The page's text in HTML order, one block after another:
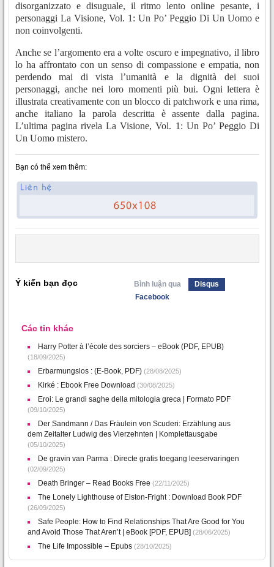
disorganizzato e disuguale, il ritmo lento online pesante, i
personaggi La Visione, Vol. 1: Un Po’ Peggio Di Un Uomo e
non coinvolgenti.
Anche se l’argomento era a volte oscuro e impegnativo, il libro
lo ha affrontato con un senso di compassione e empatia, non
perdendo mai di vista l’umanità e la dignità dei suoi
personaggi, anche nei loro momenti più bui. Ogni lettera è
illustrata creativamente con un blocco di patchwork e una rima,
anche italiano la parola descritta è assente dalla pagina.
L’ultima pagina rivela La Visione, Vol. 1: Un Po’ Peggio Di
Un Uomo mistero.
Bạn có thể xem thêm:
Ý kiến bạn đọc Bình luận qua
Disqus
Facebook
Các tin khác
Harry Potter à l’école des sorciers – eBook (PDF, EPUB)
(18/09/2025)
Erbarmungslos : (E-Book, PDF) (28/08/2025)
Kirké : Ebook Free Download (30/08/2025)
Eroi: Le grandi saghe della mitologia greca | Formato PDF
(09/10/2025)
Der Sandmann / Das Fräulein von Scuderi: Erzählung aus
dem Zeitalter Ludwig des Vierzehnten | Komplettausgabe
(05/10/2025)
De gravin van Parma : Directe gratis toegang leeservaringen
(02/09/2025)
Death Bringer – Read Books Free (22/11/2025)
The Lonely Lighthouse of Elston-Fright : Download Book PDF
(26/09/2025)
Safe People: How to Find Relationships That Are Good for You
and Avoid Those That Aren’t | eBook [PDF, EPUB] (28/06/2025)
The Life Impossible – Epubs (28/10/2025)